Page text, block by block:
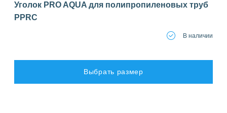
Уголок PRO AQUA для полипропиленовых труб
PPRC
В наличии
Выбрать размер